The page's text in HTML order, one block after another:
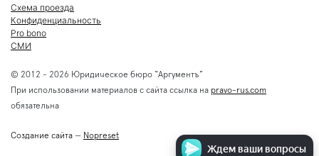
© 2012 - 2026 Юридическое бюро “Аргументъ”
При использовании материалов с сайта ссылка на pravo-rus.com
обязательна
Создание сайта — Nopreset
Схема проезда
Конфиденциальность
Pro bono
СМИ
Ждем ваши вопросы